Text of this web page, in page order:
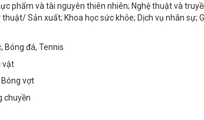
phẩm và tài nguyên thiên nhiên; Nghệ thuật và
Sản xuất; Khoa học sức khỏe; Dịch vụ nhân sự;
Bóng đá, Tennis
vật
Bóng vợt
chuyền